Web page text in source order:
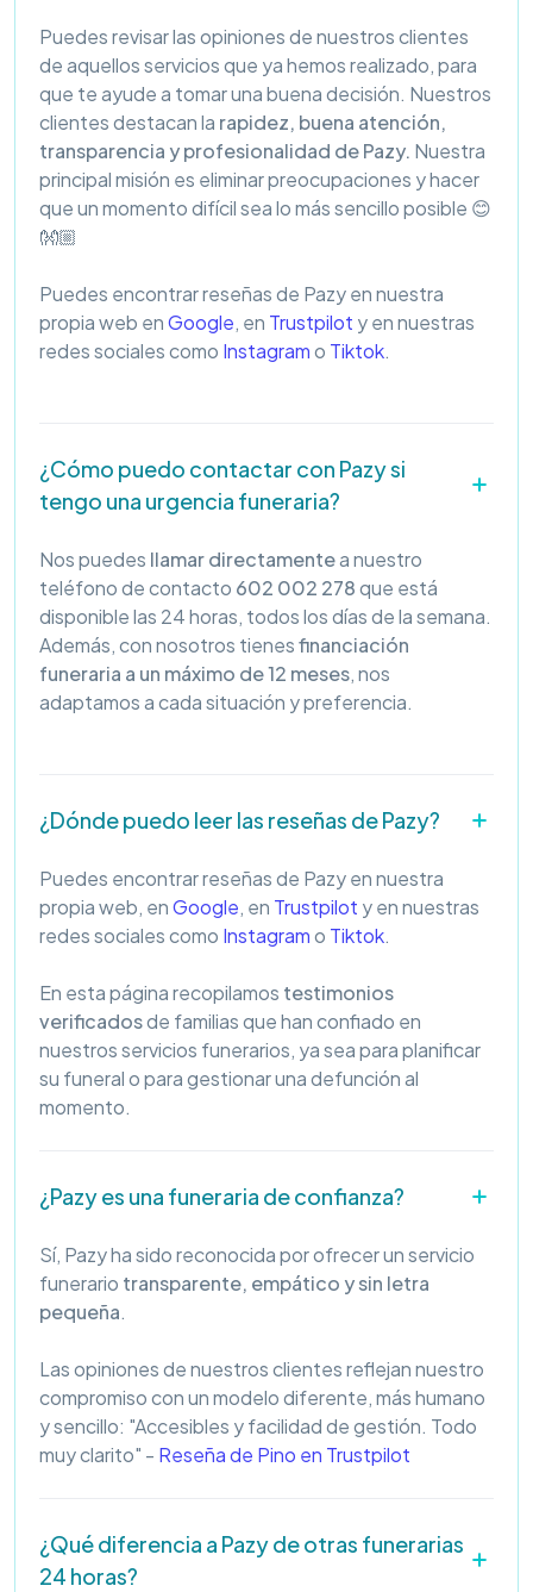
Puedes revisar las opiniones de nuestros clientes
de aquellos servicios que ya hemos realizado, para
que te ayude a tomar una buena decisión. Nuestros
clientes destacan la rapidez, buena atención,
transparencia y profesionalidad de Pazy. Nuestra
principal misión es eliminar preocupaciones y hacer
que un momento difícil sea lo más sencillo posible 😊
👐🏼
Puedes encontrar reseñas de Pazy en nuestra
propia web enGoogle, en Trustpilot y en nuestras
redes sociales como Instagramo Tiktok.
¿Cómo puedo contactar con Pazy si
tengo una urgencia funeraria?
Nos puedes llamar directamentea nuestro
teléfono de contacto 602 002 278que está
disponible las 24 horas, todos los días de la semana.
Además, con nosotros tienesfinanciación
funeraria a un máximo de 12 meses, nos
adaptamos a cada situación y preferencia.
¿Dónde puedo leer las reseñas de Pazy?
Puedes encontrar reseñas de Pazy en nuestra
propia web, enGoogle, en Trustpilot y en nuestras
redes sociales como Instagramo Tiktok.
En esta página recopilamos testimonios
verificadosde familias que han confiado en
nuestros servicios funerarios, ya sea para planificar
su funeral o para gestionar una defunción al
momento.
¿Pazy es una funeraria de confianza?
Sí, Pazy ha sido reconocida por ofrecer un servicio
funerario transparente, empático y sin letra
pequeña.
Las opiniones de nuestros clientes reflejan nuestro
compromiso con un modelo diferente, más humano
y sencillo: "Accesibles y facilidad de gestión. Todo
muy clarito" - Reseña de Pino en Trustpilot
¿Qué diferencia a Pazy de otras funerarias
24 horas?